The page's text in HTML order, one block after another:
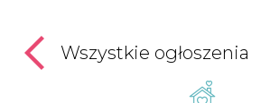
Wszystkie ogłoszenia